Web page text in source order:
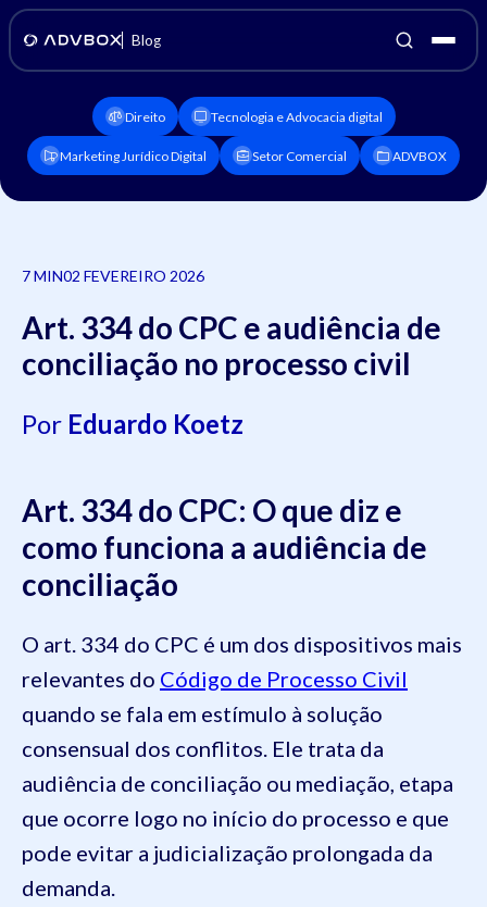
Blog
Direito Tecnologia e Advocacia digital
Marketing Jurídico Digital Setor Comercial ADVBOX
7 MIN02 FEVEREIRO 2026
Art. 334 do CPC e audiência de
conciliação no processo civil
Por Eduardo Koetz
Art. 334 do CPC: O que diz e
como funciona a audiência de
conciliação
O art. 334 do CPC é um dos dispositivos mais
relevantes do Código de Processo Civil
quando se fala em estímulo à solução
consensual dos conflitos. Ele trata da
audiência de conciliação ou mediação, etapa
que ocorre logo no início do processo e que
pode evitar a judicialização prolongada da
demanda.